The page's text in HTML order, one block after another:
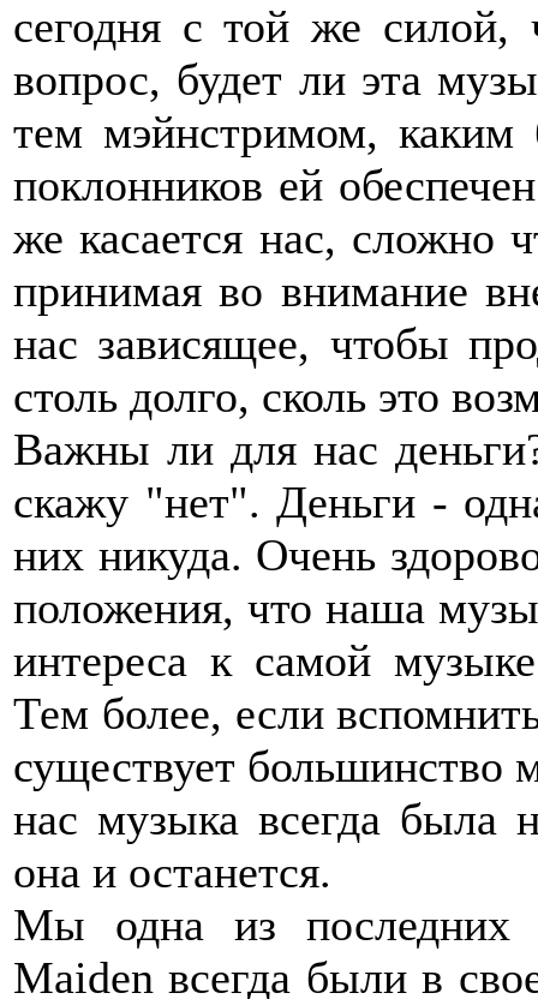
сегодня с той же силой,
вопрос, будет ли эта
тем мэйнстримом,
поклонников ей
же касается нас, сложно
принимая во внимание
нас зависящее, чтобы
столь долго, сколь это
Важны ли для нас
скажу "нет". Деньги -
них никуда. Очень
положения, что наша
интереса к самой
Тем более, если
существует большинство
нас музыка всегда была
она и останется.
Мы одна из последних
Maiden всегда были в